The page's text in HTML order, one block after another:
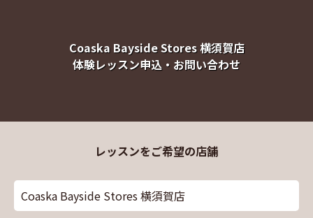
Coaska Bayside Stores 横須賀店
体験レッスン申込・お問い合わせ
レッスンをご希望の店舗
Coaska Bayside Stores 横須賀店